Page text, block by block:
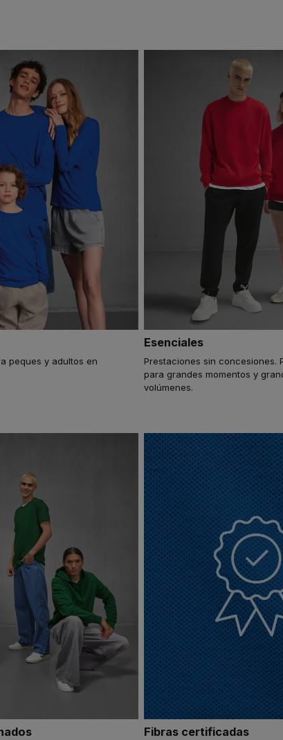
peques y adultos en
Esenciales
Prestaciones sin concesiones.
para grandes momentos y
volúmenes.
Fibras certificadas